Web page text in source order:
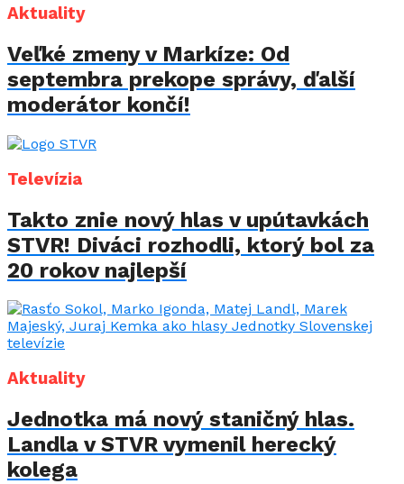
Aktuality
Veľké zmeny v Markíze: Od
septembra prekope správy, ďalší
moderátor končí!
Televízia
Takto znie nový hlas v upútavkách
STVR! Diváci rozhodli, ktorý bol za
20 rokov najlepší
Aktuality
Jednotka má nový staničný hlas.
Landla v STVR vymenil herecký
kolega